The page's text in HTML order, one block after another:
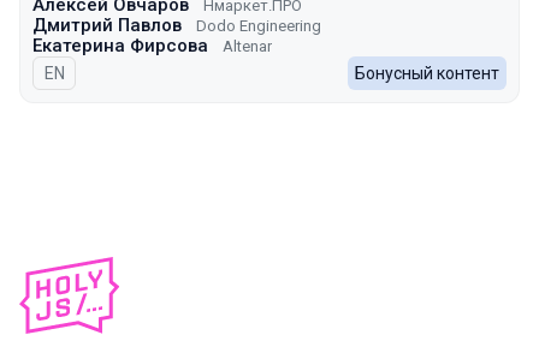
Алексей Овчаров Нмаркет.ПРО
Дмитрий Павлов Dodo Engineering
Екатерина Фирсова Altenar
На английском языке
EN Бонусный контент